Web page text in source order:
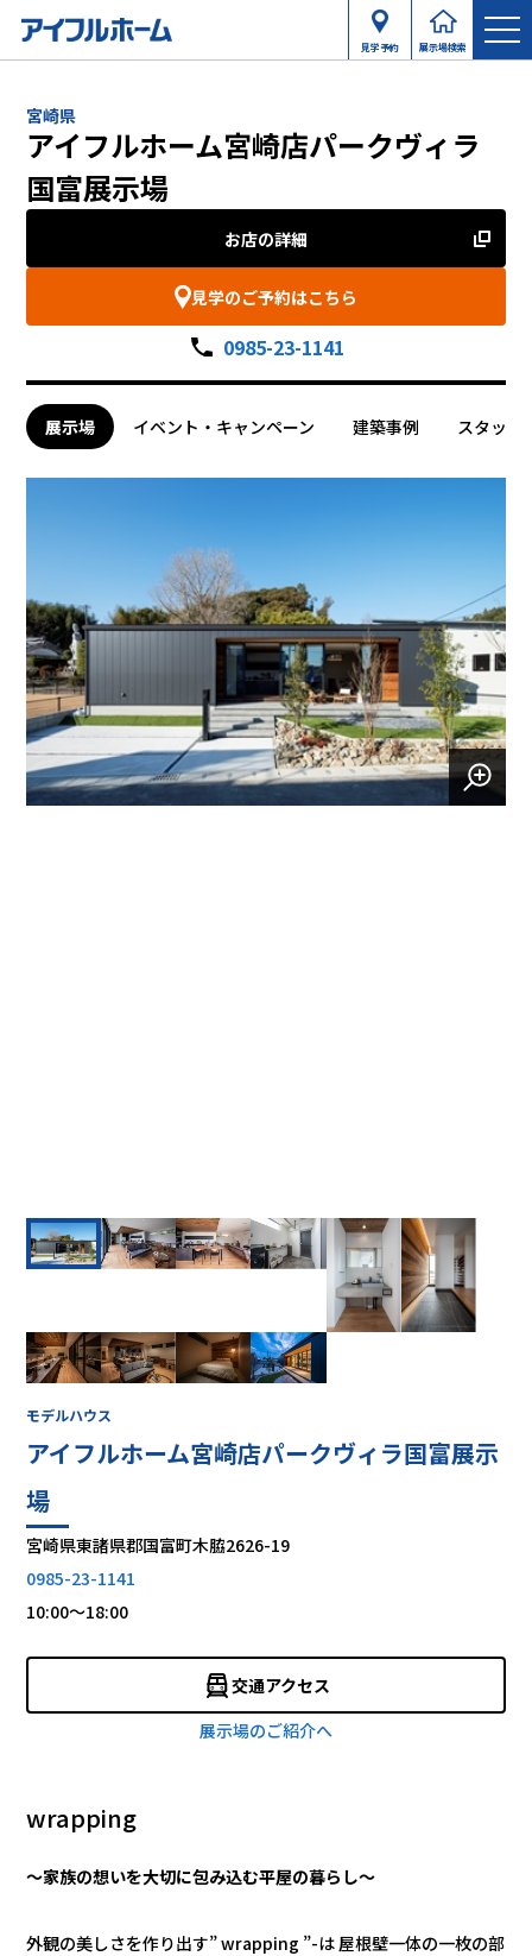
見学予約 展示場検索
宮崎県
アイフルホーム宮崎店パークヴィラ
国富展示場
お店の詳細
見学のご予約はこちら
0985-23-1141
展示場 イベント・キャンペーン 建築事例 スタッフ
モデルハウス
アイフルホーム宮崎店パークヴィラ国富展示
場
宮崎県東諸県郡国富町木脇2626-19
0985-23-1141
10:00～18:00
交通アクセス
展示場のご紹介へ
wrapping
～家族の想いを大切に包み込む平屋の暮らし～
外観の美しさを作り出す” wrapping ”-は 屋根壁一体の一枚の部